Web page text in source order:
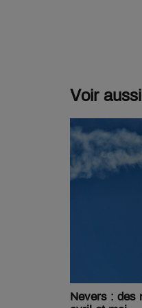
Voir aussi
Nevers : des